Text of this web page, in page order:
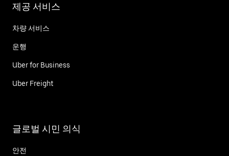
제공 서비스
차량 서비스
운행
Uber for Business
Uber Freight
글로벌 시민 의식
안전